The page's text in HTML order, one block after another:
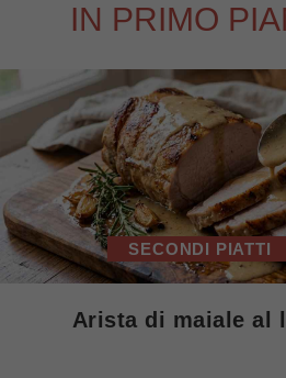
IN PRIMO
SECONDI PIATTI
Arista di maiale al